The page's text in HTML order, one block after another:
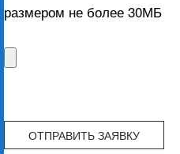
размером не более 30МБ